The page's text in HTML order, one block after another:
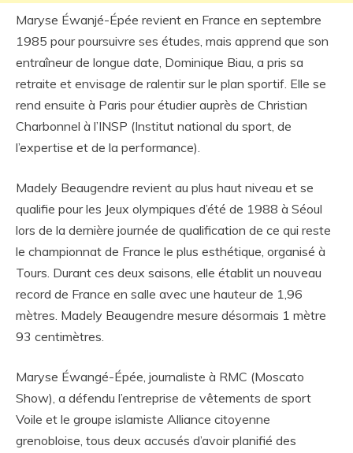
Maryse Éwanjé-Épée revient en France en septembre
1985 pour poursuivre ses études, mais apprend que son
entraîneur de longue date, Dominique Biau, a pris sa
retraite et envisage de ralentir sur le plan sportif. Elle se
rend ensuite à Paris pour étudier auprès de Christian
Charbonnel à l’INSP (Institut national du sport, de
l’expertise et de la performance).
Madely Beaugendre revient au plus haut niveau et se
qualifie pour les Jeux olympiques d’été de 1988 à Séoul
lors de la dernière journée de qualification de ce qui reste
le championnat de France le plus esthétique, organisé à
Tours. Durant ces deux saisons, elle établit un nouveau
record de France en salle avec une hauteur de 1,96
mètres. Madely Beaugendre mesure désormais 1 mètre
93 centimètres.
Maryse Éwangé-Épée, journaliste à RMC (Moscato
Show), a défendu l’entreprise de vêtements de sport
Voile et le groupe islamiste Alliance citoyenne
grenobloise, tous deux accusés d’avoir planifié des